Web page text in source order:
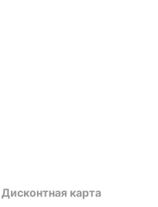
Дисконтная карта